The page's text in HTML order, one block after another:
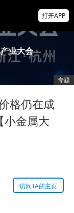
打开APP
业大会
专题
格仍在成
小金属大
访问TA的主页